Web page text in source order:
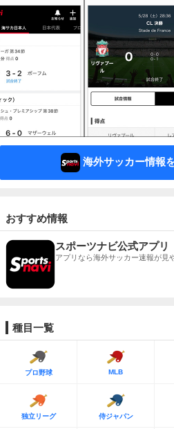
海外サッカー情報
おすすめ情報
スポーツナビ公式アプリ
アプリなら海外サッカー速報が見
種目一覧
プロ野球 MLB
独立リーグ 侍ジャパン